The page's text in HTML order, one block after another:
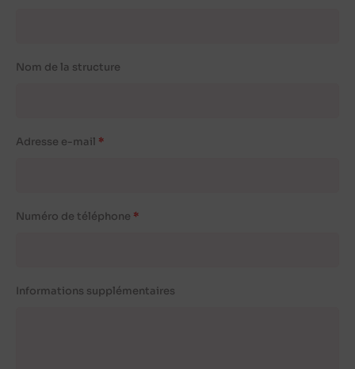
Nom de la structure
Adresse e-mail
Numéro de téléphone
Informations supplémentaires